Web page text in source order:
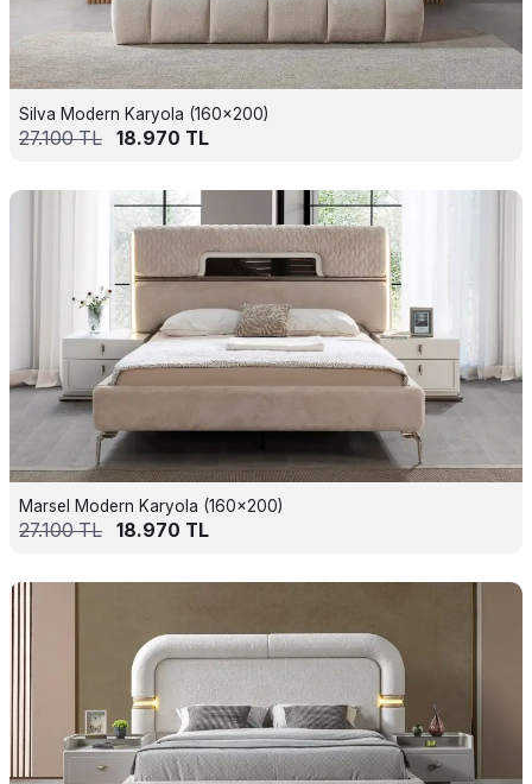
Silva Modern Karyola (160x200)
27.100TL 18.970 TL
Marsel Modern Karyola (160x200)
27.100TL 18.970 TL